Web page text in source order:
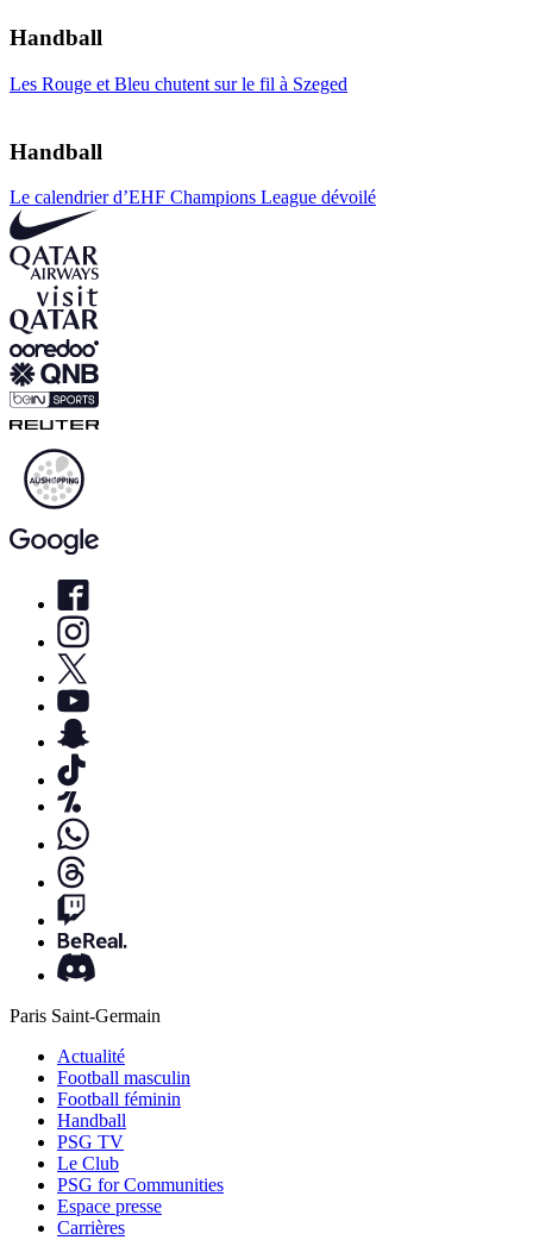
Handball
Les Rouge et Bleu chutent sur le fil à Szeged
Handball
Le calendrier d’EHF Champions League dévoilé
Paris Saint-Germain
Actualité
Football masculin
Football féminin
Handball
PSG TV
Le Club
PSG for Communities
Espace presse
Carrières